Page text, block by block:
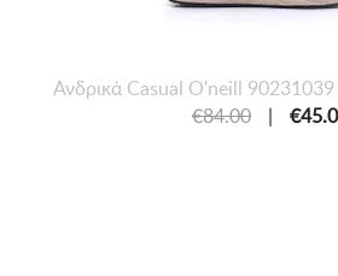
Ανδρικά Casual O'neill
€84.00
|